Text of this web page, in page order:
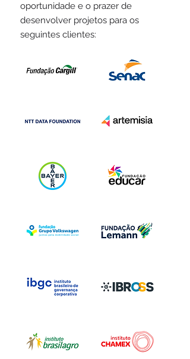
oportunidade e o prazer de
desenvolver projetos para os
seguintes clientes: